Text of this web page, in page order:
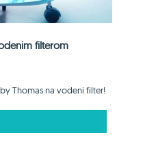
filterom
Thomas na vodeni filter!